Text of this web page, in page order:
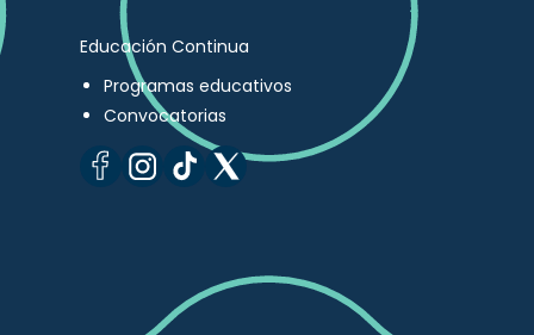
Educación Continua
Programas educativos
Convocatorias